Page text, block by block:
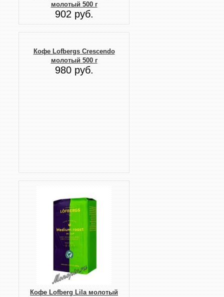
молотый 500 г
902 руб.
Кофе Lofbergs Crescendo
молотый 500 г
980 руб.
Кофе Lofberg Lila молотый